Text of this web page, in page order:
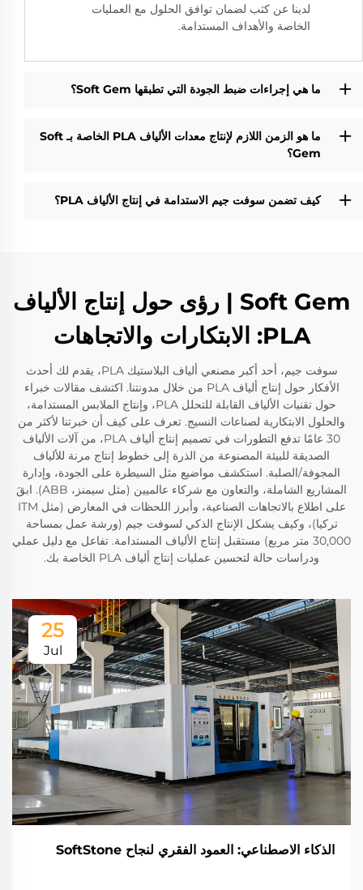
لدينا عن كثب لضمان توافق الحلول مع العمليات
الخاصة والأهداف المستدامة.
ما هي إجراءات ضبط الجودة التي تطبقها Soft Gem؟
ما هو الزمن اللازم لإنتاج معدات الألياف PLA الخاصة بـ Soft
Gem؟
كيف تضمن سوفت جيم الاستدامة في إنتاج الألياف PLA؟
Soft Gem | رؤى حول إنتاج الألياف
PLA: الابتكارات والاتجاهات
سوفت جيم، أحد أكبر مصنعي ألياف البلاستيك PLA، يقدم لك أحدث
الأفكار حول إنتاج ألياف PLA من خلال مدونتنا. اكتشف مقالات خبراء
حول تقنيات الألياف القابلة للتحلل PLA، وإنتاج الملابس المستدامة،
والحلول الابتكارية لصناعات النسيج. تعرف على كيف أن خبرتنا لأكثر من
30 عامًا تدفع التطورات في تصميم إنتاج ألياف PLA، من آلات الألياف
الصديقة للبيئة المصنوعة من الذرة إلى خطوط إنتاج مرنة للألياف
المجوفة/الصلبة. استكشف مواضيع مثل السيطرة على الجودة، وإدارة
المشاريع الشاملة، والتعاون مع شركاء عالميين (مثل سيمنز، ABB). ابقَ
على اطلاع بالاتجاهات الصناعية، وأبرز اللحظات في المعارض (مثل ITM
تركيا)، وكيف يشكل الإنتاج الذكي لسوفت جيم (ورشة عمل بمساحة
30,000 متر مربع) مستقبل إنتاج الألياف المستدامة. تفاعل مع دليل عملي
ودراسات حالة لتحسين عمليات إنتاج ألياف PLA الخاصة بك.
25
Jul
الذكاء الاصطناعي: العمود الفقري لنجاح SoftStone